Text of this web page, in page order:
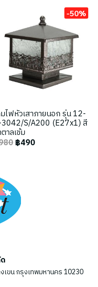
-50%
ไฟหัวเสาภายนอก รุ่น 12-
S/A200 (E27x1) สี
าลเข้ม
฿490
ขน กรุงเทพมหานคร 10230